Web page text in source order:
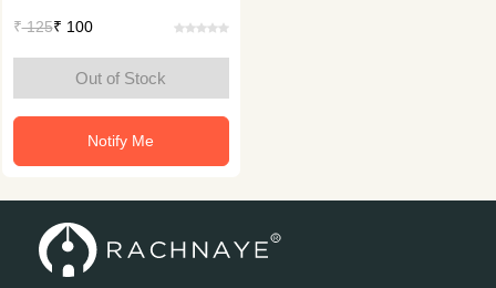
₹125₹ 100
Out of Stock
Notify Me